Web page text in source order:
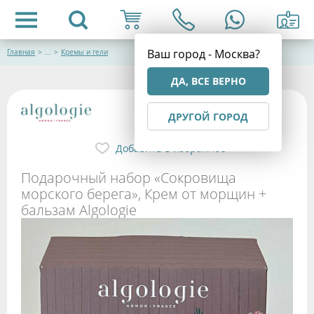
Ваш город - Москва?
ДА, ВСЕ ВЕРНО
ДРУГОЙ ГОРОД
Главная > ... > Кремы и гели
Подарочный набор «Сокровища
морского берега», Крем от морщин +
бальзам Algologie
Добавить в избранное